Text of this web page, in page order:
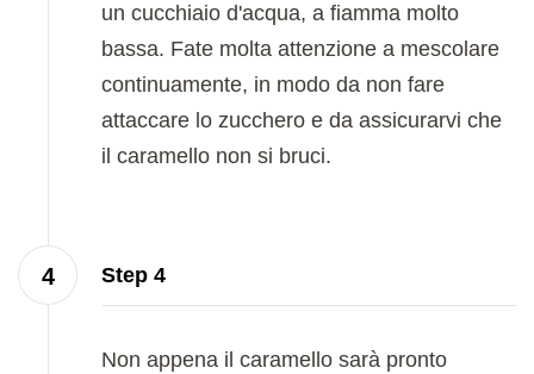
un cucchiaio d'acqua, a fiamma molto
bassa. Fate molta attenzione a mescolare
continuamente, in modo da non fare
attaccare lo zucchero e da assicurarvi che
il caramello non si bruci.
Step 4
Non appena il caramello sarà pronto